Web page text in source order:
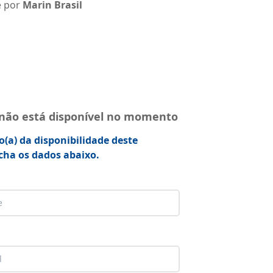
por Marin Brasil
está disponível no momento
da disponibilidade deste
os dados abaixo.